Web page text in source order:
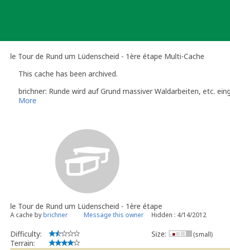
le Tour de Rund um Lüdenscheid - 1ère étape Multi-Cache
This cache has been archived.
brichner: Runde wird auf Grund massiver Waldarbeiten, etc.
More
le Tour de Rund um Lüdenscheid - 1ère étape
A cache bybrichner Message this owner Hidden : 4/14/2012
Difficulty:
Terrain:
Size: (small)